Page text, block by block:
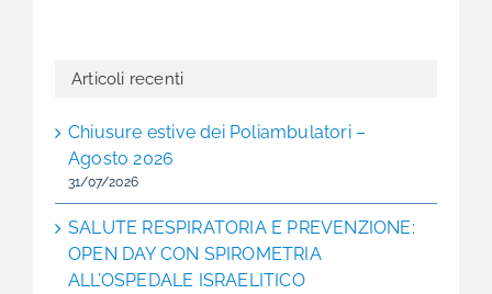
Articoli recenti
Chiusure estive dei Poliambulatori –
Agosto 2026
31/07/2026
SALUTE RESPIRATORIA E PREVENZIONE:
OPEN DAY CON SPIROMETRIA
ALL’OSPEDALE ISRAELITICO